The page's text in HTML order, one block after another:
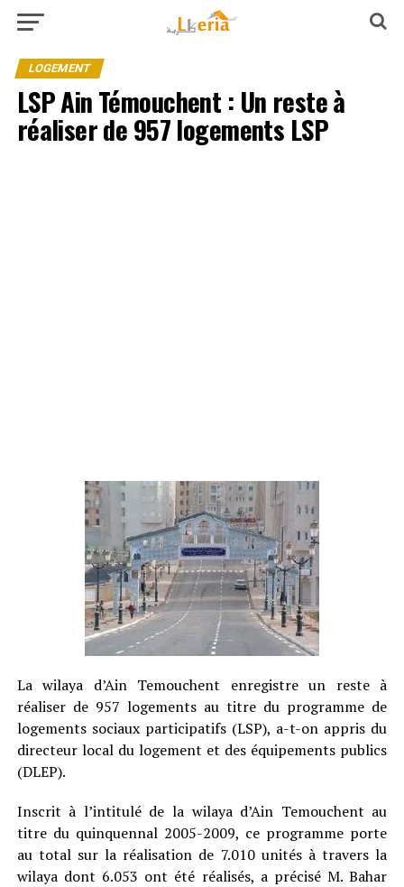
LOGEMENT
LSP Ain Témouchent : Un reste à
réaliser de 957 logements LSP
La wilaya d’Ain Temouchent enregistre un reste à
réaliser de 957 logements au titre du programme de
logements sociaux participatifs (LSP), a-t-on appris du
directeur local du logement et des équipements publics
(DLEP).
Inscrit à l’intitulé de la wilaya d’Ain Temouchent au
titre du quinquennal 2005-2009, ce programme porte
au total sur la réalisation de 7.010 unités à travers la
wilaya dont 6.053 ont été réalisés, a précisé M. Bahar